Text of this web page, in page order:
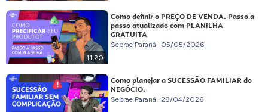
11:20
Como definir o PREÇO DE VENDA. Passo a
passo atualizado com PLANILHA
GRATUITA
Sebrae Paraná 05/05/2026
Como planejar a SUCESSÃO FAMILIAR do
NEGÓCIO.
Sebrae Paraná 28/04/2026